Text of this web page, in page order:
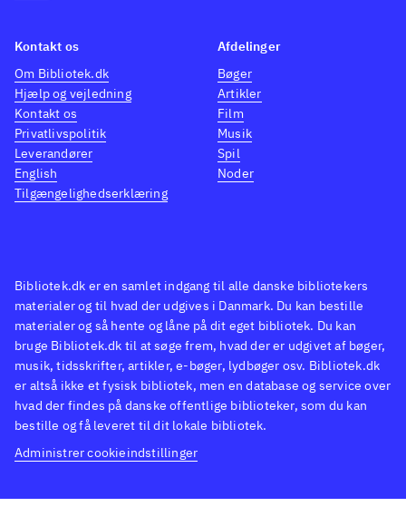
Bibliotek.dk er en samlet indgang til alle danske bibliotekers
materialer og til hvad der udgives i Danmark. Du kan bestille
materialer og så hente og låne på dit eget bibliotek. Du kan
bruge Bibliotek.dk til at søge frem, hvad der er udgivet af bøger,
musik, tidsskrifter, artikler, e-bøger, lydbøger osv. Bibliotek.dk
er altså ikke et fysisk bibliotek, men en database og service over
hvad der findes på danske offentlige biblioteker, som du kan
bestille og få leveret til dit lokale bibliotek.
Administrer cookieindstillinger
Kontakt os
Om Bibliotek.dk
Hjælp og vejledning
Kontakt os
Privatlivspolitik
Leverandører
English
Tilgængelighedserklæring
Afdelinger
Bøger
Artikler
Film
Musik
Spil
Noder